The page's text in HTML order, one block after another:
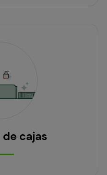
cajas